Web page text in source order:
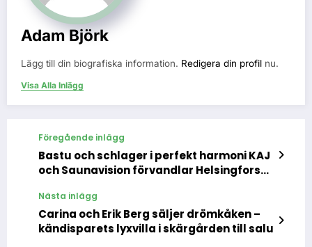
Adam Björk
Lägg till din biografiska information. Redigera din profil nu.
Visa Alla Inlägg
Föregående inlägg
Bastu och schlager i perfekt harmoni KAJ
och Saunavision förvandlar Helsingfors
Nästa inlägg
Carina och Erik Berg säljer drömkåken –
kändisparets lyxvilla i skärgården till salu